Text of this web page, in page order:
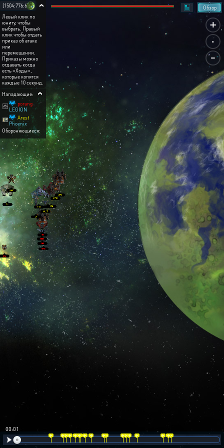
+
.
-
Обзор
[1504:776:6]
Левый клик по
юниту, чтобы
выбрать. Правый
клик чтобы отдать
приказ об атаке
или
перемещении.
Приказы можно
отдавать когда
есть «Ходы»,
которые копятся
каждые 10 секунд.
Нападающие:
porang
LEGION
Arest
Phoenix
Обороняющиеся:
00:02